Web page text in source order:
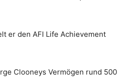
er den AFI Life Achievement
Clooneys Vermögen rund 500